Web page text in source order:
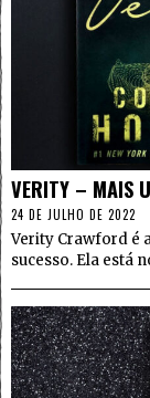
VERITY – MAIS
24 DE JULHO DE 2022
Verity Crawford é
sucesso. Ela está